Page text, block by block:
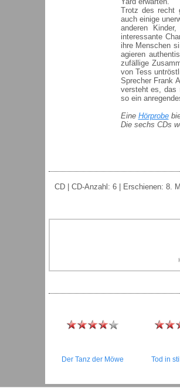
Trotz des recht
auch einige
anderen
interessante
ihre Menschen
agieren
zufällige
von Tess
Sprecher Frank
versteht es, das
so ein
Eine Hörprobe
Die sechs CDs
CD | CD-Anzahl: 6 | Erschienen: 8.
Der Tanz der Möwe Tod in